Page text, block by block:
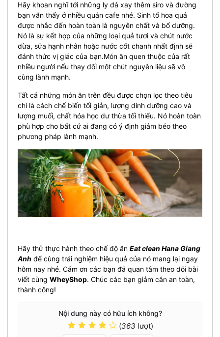
Hãy khoan nghĩ tới những ly đá xay thêm siro và đường
bạn vẫn thấy ở nhiều quán cafe nhé. Sinh tố hoa quả
được nhắc đến hoàn toàn là nguyên chất và bổ dưỡng.
Nó là sự kết hợp của những loại quả tươi và chút nước
dừa, sữa hạnh nhân hoặc nước cốt chanh nhất định sẽ
đánh thức vị giác của bạn.Món ăn quen thuộc của rất
nhiều người nếu thay đối một chút nguyên liệu sẽ vô
cùng lành mạnh.
Tất cả những món ăn trên đều được chọn lọc theo tiêu
chí là cách chế biến tối giản, lượng dinh dưỡng cao và
lượng muối, chất hóa học dư thừa tối thiểu. Nó hoàn toàn
phù hợp cho bất cứ ai đang có ý định giảm béo theo
phương pháp lành mạnh.
Hãy thử thực hành theo chế độ ăn Eat clean Hana Giang
Anh để cùng trái nghiệm hiệu quả của nó mang lại ngay
hôm nay nhé. Cảm ơn các bạn đã quan tâm theo dõi bài
viết cùng WheyShop. Chúc các bạn giảm cân an toàn,
thành công!
Nội dung này có hữu ích không?
(363 lượt)